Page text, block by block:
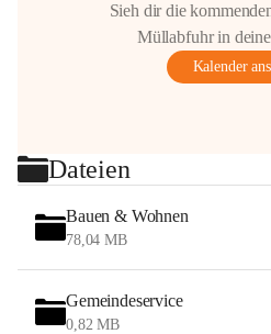
Sieh dir die
Müllabfuhr in
Kalender
Dateien
Bauen & Wohnen
78,04 MB
Gemeindeservice
0,82 MB